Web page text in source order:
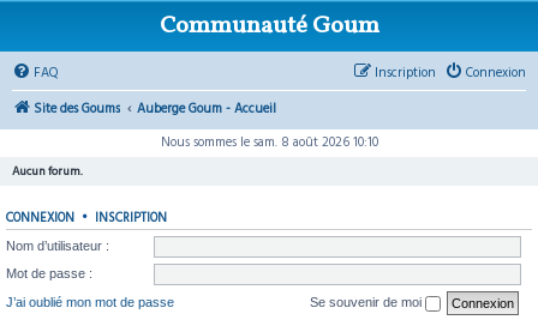
Communauté Goum
FAQ Connexion
Inscription
Site des Goums
Auberge Goum - Accueil
Nous sommes le sam. 8 août 2026 10:10
Aucun forum.
CONNEXION • INSCRIPTION
Nom d’utilisateur :
Mot de passe :
J’ai oublié mon mot de passe
Se souvenir de moi